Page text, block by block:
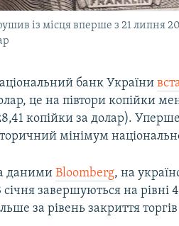
із місця вперше з 21 липня
банк України
це на півтори копійки
копійки за долар).
мінімум
данимиBloomberg, на
січня завершуються на рівні
за рівень закриття